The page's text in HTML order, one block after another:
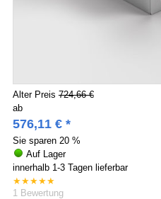
Alter Preis 724,66 €
ab
576,11 €*
Sie sparen 20 %
Auf Lager
innerhalb 1-3 Tagen lieferbar
★ ★ ★ ★ ★
1
Bewertung